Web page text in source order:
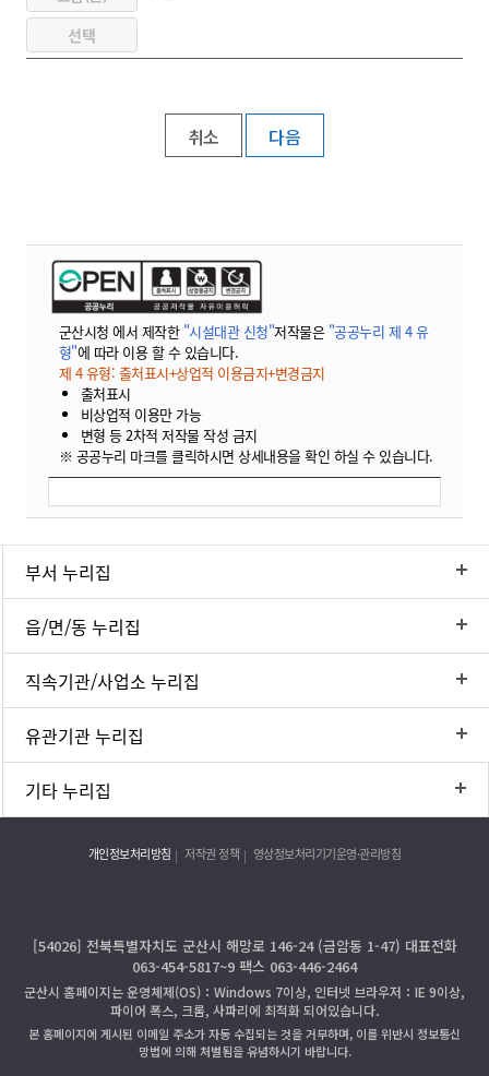
취소
군산시청 에서 제작한 "시설대관 신청"저작물은 "공공누리 제 4 유
형"에 따라 이용 할 수 있습니다.
제 4 유형: 출처표시+상업적 이용금지+변경금지
출처표시
비상업적 이용만 가능
변형 등 2차적 저작물 작성 금지
※ 공공누리 마크를 클릭하시면 상세내용을 확인 하실 수 있습니다.
부서 누리집
읍/면/동 누리집
직속기관/사업소 누리집
유관기관 누리집
기타 누리집
개인정보처리방침 저작권 정책 영상정보처리기기운영·관리방침
[54026] 전북특별자치도 군산시 해망로 146-24 (금암동 1-47) 대표전화
063-454-5817~9 팩스 063-446-2464
군산시 홈페이지는 운영체제(OS)：Windows 7이상, 인터넷 브라우저：IE 9이상,
파이어 폭스, 크롬, 사파리에 최적화 되어있습니다.
본 홈페이지에 게시된 이메일 주소가 자동 수집되는 것을 거부하며, 이를 위반시 정보통신
망법에 의해 처벌됨을 유념하시기 바랍니다.